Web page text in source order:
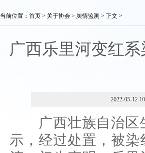
当前位置： 首页 > 关于协会 > 舆情监测 > 正文 >
广西乐里河变红
2022-05-12
广西壮族自治
示，经过处置，被